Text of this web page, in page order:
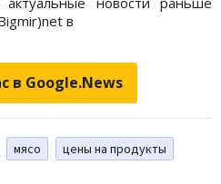
в
в Google.News
мясо
цены на продукты